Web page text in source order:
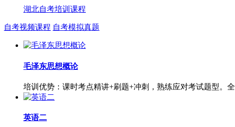
湖北自考培训课程
自考视频课程 自考模拟真题
毛泽东思想概论
培训优势：课时考点精讲+刷题+冲刺，熟练应对考试题型。
英语二